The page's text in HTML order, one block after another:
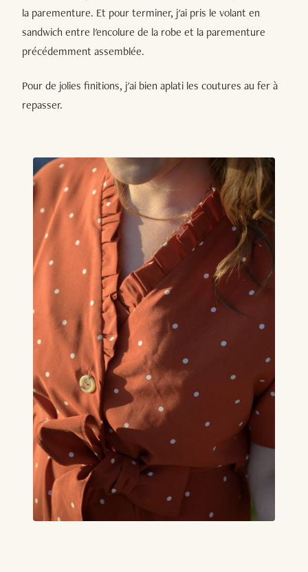
la parementure. Et pour terminer, j'ai pris le volant en
sandwich entre l'encolure de la robe et la parementure
précédemment assemblée.
Pour de jolies finitions, j'ai bien aplati les coutures au fer à
repasser.